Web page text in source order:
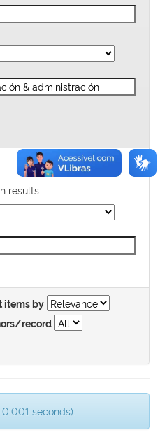
results.
items by
record
seconds).